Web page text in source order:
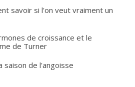
savoir si l'on veut vraiment un
de croissance et le
de Turner
saison de l'angoisse